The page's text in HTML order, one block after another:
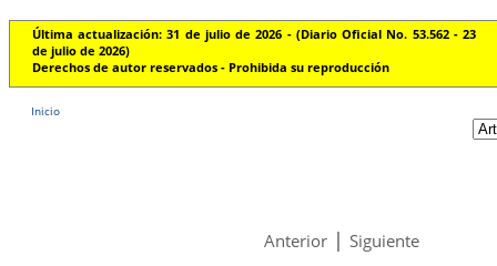
Última actualización: 31 de julio de 2026 - (Diario Oficial No. 53.562 - 23
de julio de 2026)
Derechos de autor reservados - Prohibida su reproducción
Inicio
Anterior | Siguiente